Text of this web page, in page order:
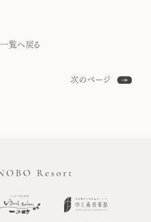
一覧へ戻る
次のページ